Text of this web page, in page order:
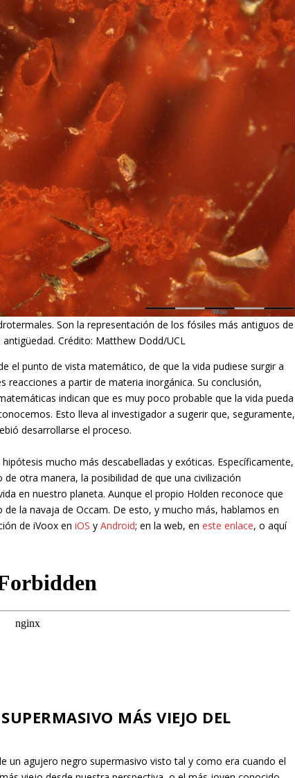
Son la representación de los fósiles más antiguos de
Crédito: Matthew Dodd/UCL
el punto de vista matemático, de que la vida pudiese surgir a
a partir de materia inorgánica. Su conclusión,
indican que es muy poco probable que la vida pueda
Esto lleva al investigador a sugerir que, seguramente,
desarrollarse el proceso.
mucho más descabelladas y exóticas. Específicamente,
otra manera, la posibilidad de que una civilización
en nuestro planeta. Aunque el propio Holden reconoce que
la navaja de Occam. De esto, y mucho más, hablamos en
de iVoox eniOS yAndroid; en la web, eneste enlace, o aquí
MÁS VIEJO DEL
un agujero negro supermasivo visto tal y como era cuando el